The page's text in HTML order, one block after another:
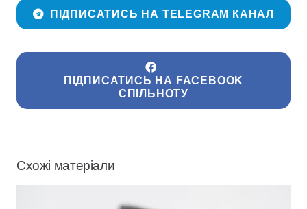
ПІДПИСАТИСЬ НА TELEGRAM КАНАЛ
ПІДПИСАТИСЬ НА FACEBOOK
СПІЛЬНОТУ
Схожі матеріали